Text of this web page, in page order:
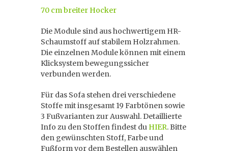
70 cm breiter Hocker
Die Module sind aus hochwertigem HR-
Schaumstoff auf stabilem Holzrahmen.
Die einzelnen Module können mit einem
Klicksystem bewegungssicher
verbunden werden.
Für das Sofa stehen drei verschiedene
Stoffe mit insgesamt 19 Farbtönen sowie
3 Fußvarianten zur Auswahl. Detaillierte
Info zu den Stoffen findest du HIER. Bitte
den gewünschten Stoff, Farbe und
Fußform vor dem Bestellen auswählen